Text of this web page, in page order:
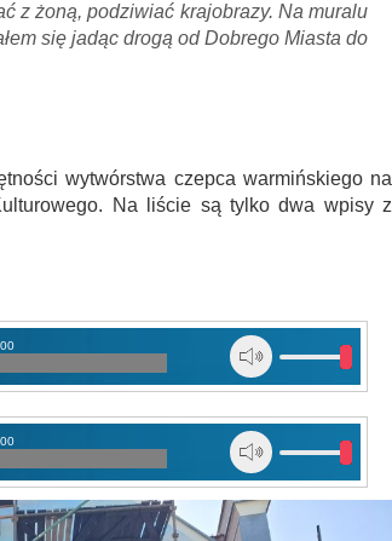
z żoną, podziwiać krajobrazy. Na muralu
się jadąc drogą od Dobrego Miasta do
wytwórstwa czepca warmińskiego na
Na liście są tylko dwa wpisy z